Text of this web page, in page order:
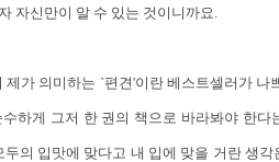
자신만이 알 수 있는 것이니까요.
제가 의미하는 `편견'이란 베스트셀러가 나
하게 그저 한 권의 책으로 바라봐야 한다
두의 입맛에 맞다고 내 입에 맞을 거란 생